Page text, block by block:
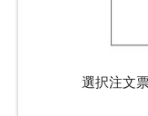
選択注文